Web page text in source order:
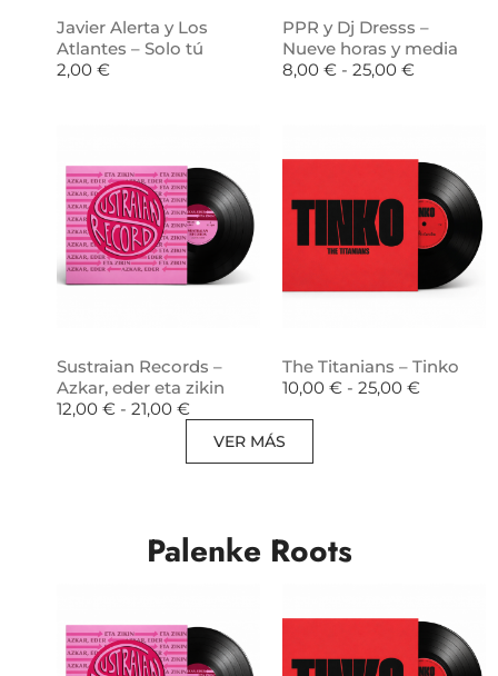
Javier Alerta y Los
Atlantes – Solo tú
2,00 €
PPR y Dj Dresss –
Nueve horas y media
8,00 € - 25,00 €
Sustraian Records –
Azkar, eder eta zikin
12,00 € - 21,00 €
The Titanians – Tinko
10,00 € - 25,00 €
VER MÁS
Palenke Roots